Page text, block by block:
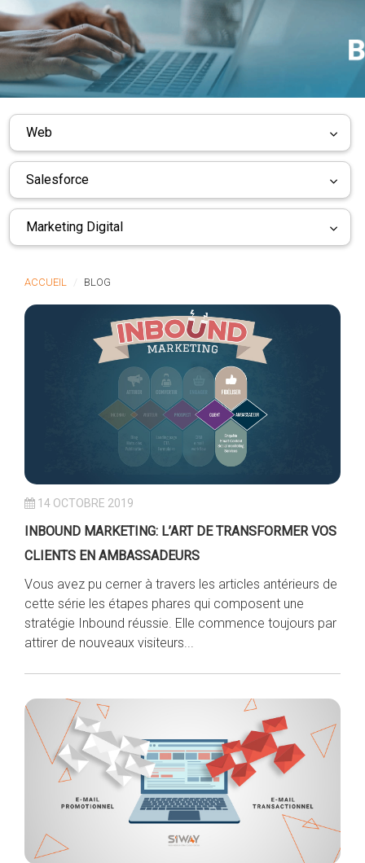
Web
Salesforce
Marketing Digital
ACCUEIL BLOG
14 OCTOBRE 2019
INBOUND MARKETING: L’ART DE TRANSFORMER VOS
CLIENTS EN AMBASSADEURS
Vous avez pu cerner à travers les articles antérieurs de
cette série les étapes phares qui composent une
stratégie Inbound réussie. Elle commence toujours par
attirer de nouveaux visiteurs...